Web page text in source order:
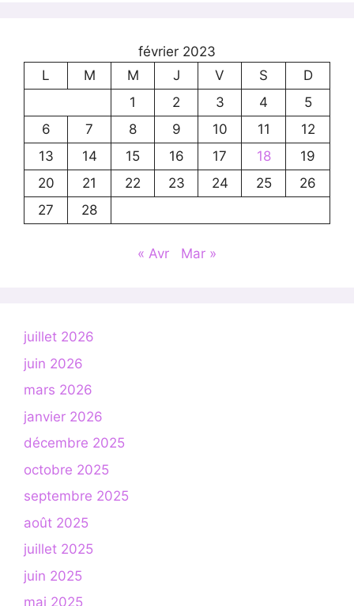
février 2023
L
M M J V S
D
1
2 3 4
5
6
7 8 9 10 11
12
13
14 15 16 17 18
19
20
21 22 23 24 25
26
27
28
« Avr Mar »
juillet 2026
juin 2026
mars 2026
janvier 2026
décembre 2025
octobre 2025
septembre 2025
août 2025
juillet 2025
juin 2025
mai 2025